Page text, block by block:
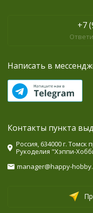
+7
Написать в
Контакты пункта
Россия, 634000 г.
Рукоделия "Хэппи-
manager@happy-